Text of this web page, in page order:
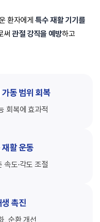
환자에게특수 재활 기기를
써 관절 강직을 예방하고
가동 범위 회복
회복에 효과적
재활 운동
속도·각도 조절
생 촉진
, 순환 개선